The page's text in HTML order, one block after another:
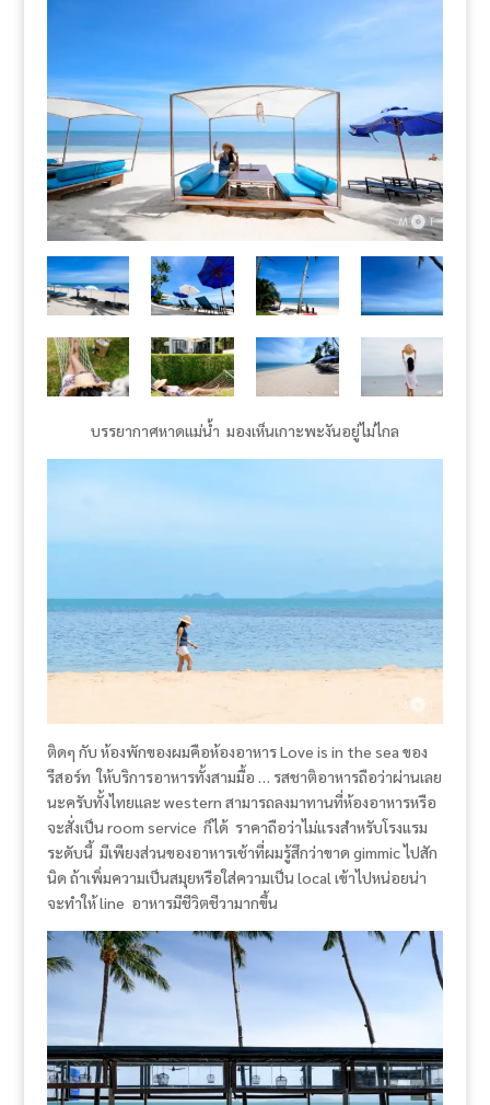
บรรยากาศหาดแม่น้ำ มองเห็นเกาะพะงันอยู่ไม่ไกล
ติดๆ กับ ห้องพักของผมคือห้องอาหาร Love is in the sea ของ
รีสอร์ท ให้บริการอาหารทั้งสามมื้อ … รสชาติอาหารถือว่าผ่านเลย
นะครับทั้งไทยและ western สามารถลงมาทานที่ห้องอาหารหรือ
จะสั่งเป็น room service ก็ได้ ราคาถือว่าไม่แรงสำหรับโรงแรม
ระดับนี้ มีเพียงส่วนของอาหารเช้าที่ผมรู้สึกว่าขาด gimmic ไปสัก
นิด ถ้าเพิ่มความเป็นสมุยหรือใส่ความเป็น local เข้าไปหน่อยน่า
จะทำให้ line อาหารมีชีวิตชีวามากขึ้น